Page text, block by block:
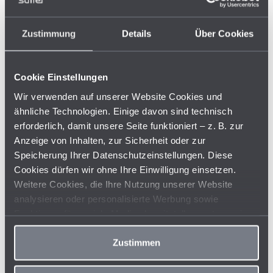
Zustimmung Details Über Cookies
Cookie Einstellungen
Wir verwenden auf unserer Website Cookies und
ähnliche Technologien. Einige davon sind technisch
erforderlich, damit unsere Seite funktioniert – z. B. zur
Anzeige von Inhalten, zur Sicherheit oder zur
Speicherung Ihrer Datenschutzeinstellungen. Diese
Cookies dürfen wir ohne Ihre Einwilligung einsetzen.
Weitere Cookies, die Ihre Nutzung unserer Website
analysieren oder personalisierte Werbung sowie
Funktionen für soziale Medien bereitstellen, setzen wir
nur mit Ihrer Einwilligung ein. Mit folgender Zustimmung
dürfen wir diese Cookies einsetzen und über diese auch
Informationen an unsere Partner für Werbung, Analysen
Zustimmen
Hauptsitz Aschaffenburg